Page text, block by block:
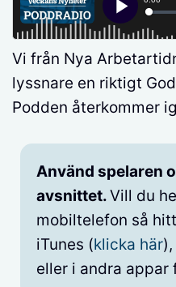
Vi från Nya
lyssnare en riktigt
Podden återkommer
Använd spelaren
avsnittet.Vill du
mobiltelefon så
iTunes (klicka här
eller i andra appar